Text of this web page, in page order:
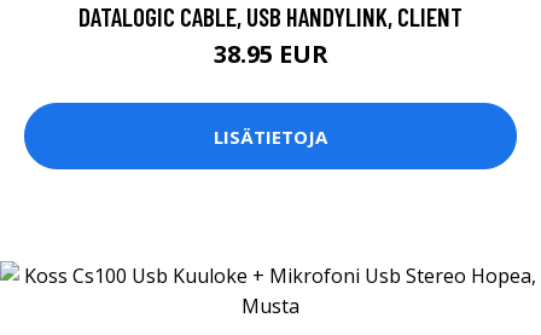
DATALOGIC CABLE, USB HANDYLINK, CLIENT
38.95 EUR
LISÄTIETOJA